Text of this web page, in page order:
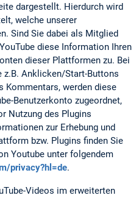
dargestellt. Hierdurch wird
welche unserer
Sind Sie dabei als Mitglied
diese Information Ihren
dieser Plattformen zu. Bei
z.B. Anklicken/Start-Buttons
Kommentars, werden diese
Benutzerkonto zugeordnet,
Nutzung des Plugins
zur Erhebung und
bzw. Plugins finden Sie
Youtube unter folgendem
privacy?hl=de.
Videos im erweiterten